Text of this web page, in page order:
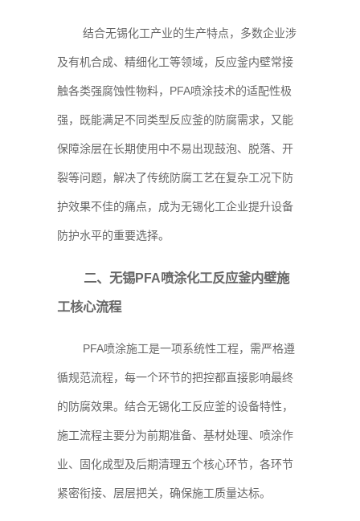
结合无锡化工产业的生产特点，多数企业涉
及有机合成、精细化工等领域，反应釜内壁常接
触各类强腐蚀性物料，PFA喷涂技术的适配性极
强，既能满足不同类型反应釜的防腐需求，又能
保障涂层在长期使用中不易出现鼓泡、脱落、开
裂等问题，解决了传统防腐工艺在复杂工况下防
护效果不佳的痛点，成为无锡化工企业提升设备
防护水平的重要选择。
二、无锡PFA喷涂化工反应釜内壁施
工核心流程
PFA喷涂施工是一项系统性工程，需严格遵
循规范流程，每一个环节的把控都直接影响最终
的防腐效果。结合无锡化工反应釜的设备特性，
施工流程主要分为前期准备、基材处理、喷涂作
业、固化成型及后期清理五个核心环节，各环节
紧密衔接、层层把关，确保施工质量达标。